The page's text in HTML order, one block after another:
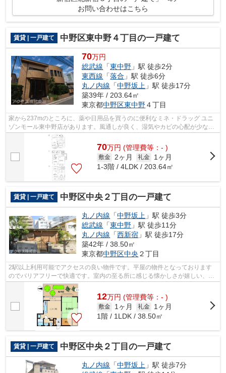
お問い合わせはこちら
賃貸 | 一戸建て 中野区東中野４丁目の一戸建て
70万円
総武線 「東中野 」駅 徒歩2分
東西線 「落合 」駅 徒歩6分
丸ノ内線 「中野坂上 」駅 徒歩17分
築39年 / 203.64㎡
東京都中野区東中野４丁目
家から237mのところに、薬や日用品を買うのに便利なミネ・ドラッグ ユニ
ゾンモール東中野店があります。風通しが良く、湿気やカビの心配が少ない
物件です。高ニーズな駅近の物件で、徒...
70万円 (管理費等：- )
敷金 2ヶ月 礼金
1ヶ月
1-3階 / 4LDK / 203.64㎡
賃貸 | 一戸建て 中野区中央２丁目の一戸建て
丸ノ内線 「中野坂上 」駅 徒歩3分
総武線 「東中野 」駅 徒歩11分
丸ノ内線 「西新宿 」駅 徒歩17分
築42年 / 38.50㎡
東京都中野区中央 ２丁目
2駅以上利用可能でアクセスの良い物件です。平屋の物件となっております
のでバリアフリーで快適です。室内の至る所に感じる懐かしさが嬉しい、レ
トロな物件です。
12万円 (管理費等：- )
敷金 1ヶ月 礼金
1ヶ月
1階 / 1LDK / 38.50㎡
賃貸 | 一戸建て 中野区中央２丁目の一戸建て
丸ノ内線 「中野坂上 」駅 徒歩7分